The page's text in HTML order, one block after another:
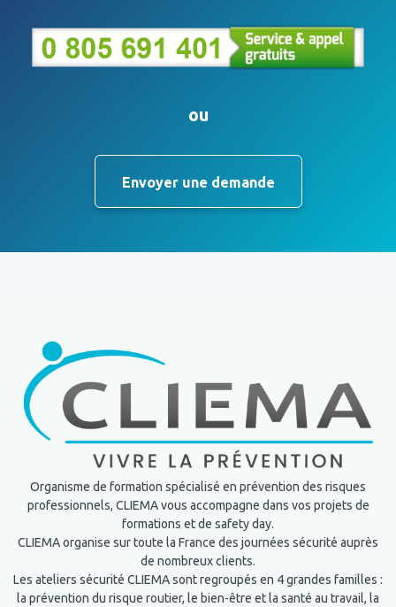
ou
Envoyer une demande
Organisme de formation spécialisé en prévention des risques
professionnels, CLIEMA vous accompagne dans vos projets de
formations et de safety day.
CLIEMA organise sur toute la France des journées sécurité auprès
de nombreux clients.
Les ateliers sécurité CLIEMA sont regroupés en 4 grandes familles :
la prévention du risque routier, le bien-être et la santé au travail, la